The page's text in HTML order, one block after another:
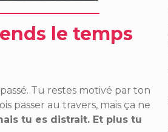
le temps
Tu restes motivé par ton
passer au travers, mais ça ne
tu es distrait. Et plus tu